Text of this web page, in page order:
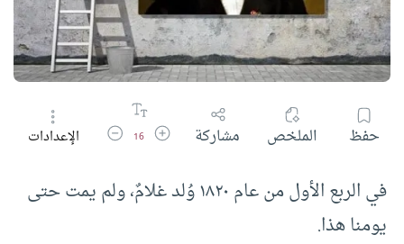
حفظ الملخص مشاركة زيادة حجم الخط
16 تقليل حجم الخط
الإعدادات
في الربع الأول من عام ١٨٢٠ وُلد غلامٌ، ولم يمت حتى
يومنا هذا.